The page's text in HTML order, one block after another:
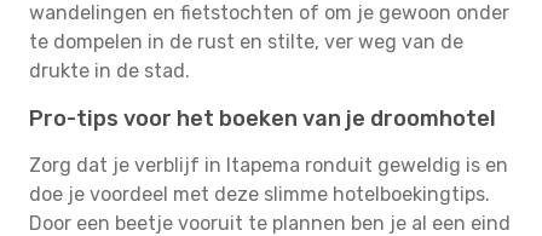
wandelingen en fietstochten of om je gewoon onder
te dompelen in de rust en stilte, ver weg van de
drukte in de stad.
Pro-tips voor het boeken van je droomhotel
Zorg dat je verblijf in Itapema ronduit geweldig is en
doe je voordeel met deze slimme hotelboekingtips.
Door een beetje vooruit te plannen ben je al een eind